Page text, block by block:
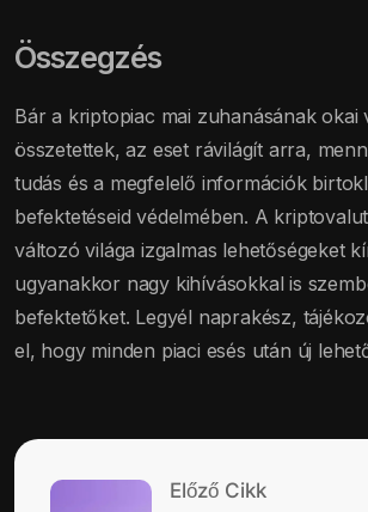
Összegzés
Bár a kriptopiac mai zuhanásának okai
összetettek, az eset rávilágít arra,
tudás és a megfelelő információk
befektetéseid védelmében. A
változó világa izgalmas lehetőségeket
ugyanakkor nagy kihívásokkal is
befektetőket. Legyél naprakész,
el, hogy minden piaci esés után új
Előző Cikk